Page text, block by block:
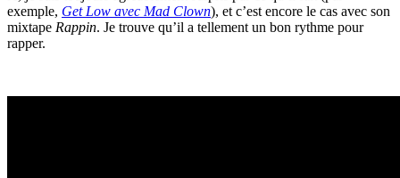
exemple, Get Low avec Mad Clown), et c’est encore le cas avec son
mixtape Rappin. Je trouve qu’il a tellement un bon rythme pour
rapper.